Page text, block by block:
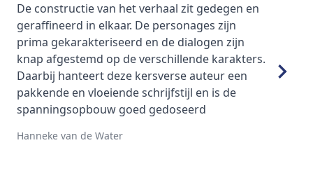
Al met al ben ik dus zeker verrast met dit boek
en is het voor een debuut heel goed
geschreven. Een boek dat je laat nadenken
over jezelf, de maatschappij en de politiek van
het moment. Het boek is echt de moeite waard.
Xanne Smid